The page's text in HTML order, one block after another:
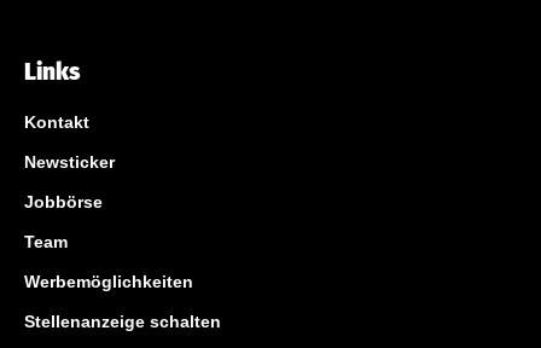
Links
Kontakt
Newsticker
Jobbörse
Team
Werbemöglichkeiten
Stellenanzeige schalten